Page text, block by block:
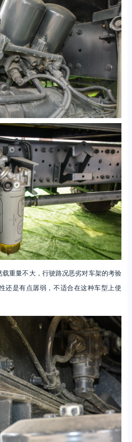
重量不大，行驶路况恶劣对车架的考验
还是有点孱弱，不适合在这种车型上使